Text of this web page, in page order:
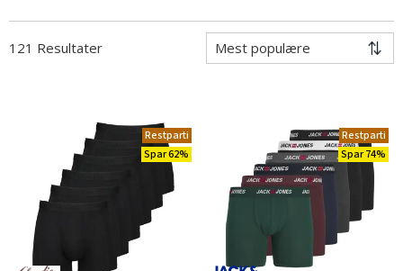
121 Resultater
Restparti
Spar 62%
Restparti
Spar 74%